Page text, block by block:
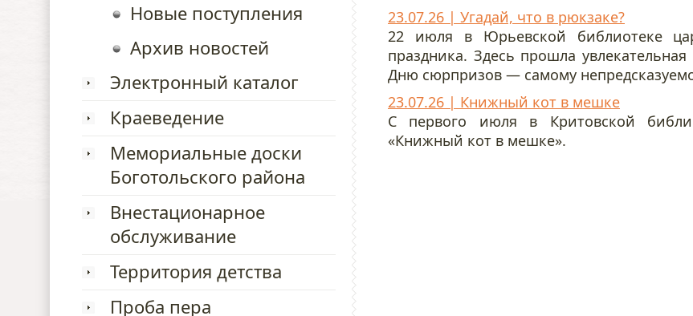
Новые поступления
Архив новостей
Электронный каталог
Краеведение
Мемориальные доски
Боготольского района
Внестационарное
обслуживание
Территория детства
Проба пера
23.07.26 | Угадай, что в рюкзаке?
22 июля в Юрьевской библиотеке
праздника. Здесь прошла
Дню сюрпризов — самому
23.07.26 | Книжный кот в мешке
С первого июля в Критовской
«Книжный кот в мешке».